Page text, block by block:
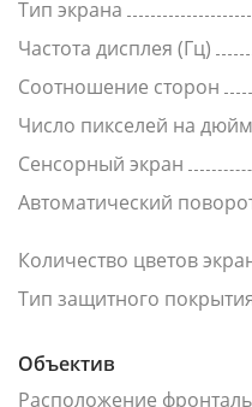
Тип экрана
Частота дисплея (Гц)
Соотношение сторон
Число пикселей на дюйм
Сенсорный экран
Автоматический
Количество цветов
Тип защитного
Объектив
Расположение